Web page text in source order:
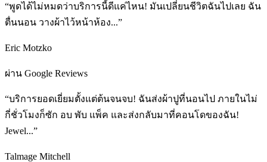
“พูดได้ไม่หมดว่าบริการนี้ดีแค่ไหน! มันเปลี่ยนชีวิตฉันไปเลย ฉัน
ตื่นนอน วางผ้าไว้หน้าห้อง...”
Eric Motzko
ผ่าน Google Reviews
“บริการยอดเยี่ยมตั้งแต่ต้นจนจบ! ฉันส่งผ้าปูที่นอนไป ภายในไม่
กี่ชั่วโมงก็ซัก อบ พับ แพ็ค และส่งกลับมาที่คอนโดของฉัน!
Jewel...”
Talmage Mitchell